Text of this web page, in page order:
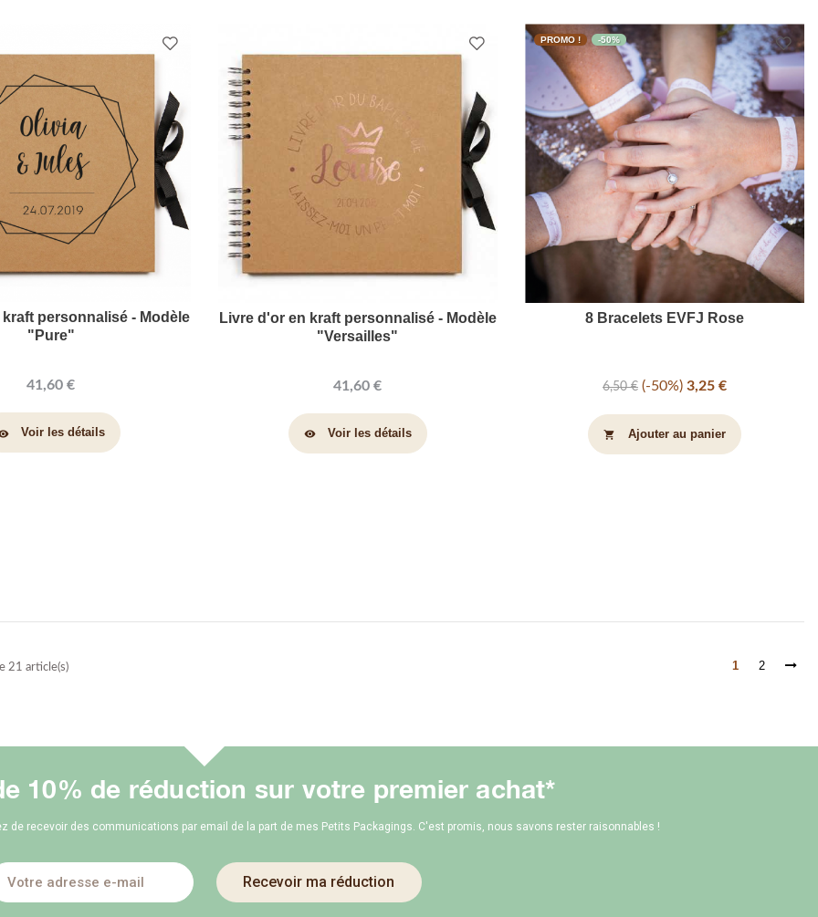
personnalisé - Modèle
"Pure"
41,60 €
Voir les détails
Livre d'or en kraft personnalisé - Modèle
"Versailles"
41,60 €
visibility Voir les détails
PROMO ! -50%
8 Bracelets EVFJ Rose
6,50 € -50% 3,25 €
shopping_cart Ajouter au panier
21 article(s) 1 2
10% de réduction sur votre premier achat*
de recevoir des communications par email de la part de mes Petits Packagings. C'est promis, nous savons rester raisonnables !
Recevoir ma réduction